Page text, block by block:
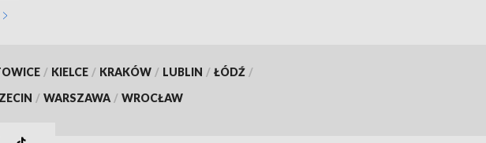
/ KIELCE / KRAKÓW / LUBLIN / ŁÓDŹ /
/ WARSZAWA / WROCŁAW